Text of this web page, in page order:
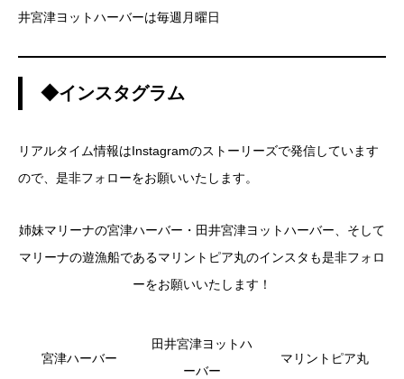
井宮津ヨットハーバーは毎週月曜日
◆インスタグラム
リアルタイム情報はInstagramのストーリーズで発信しています
ので、是非フォローをお願いいたします。
姉妹マリーナの宮津ハーバー・田井宮津ヨットハーバー、そして
マリーナの遊漁船であるマリントピア丸のインスタも是非フォロ
ーをお願いいたします！
宮津ハーバー
田井宮津ヨットハ
ーバー
マリントピア丸